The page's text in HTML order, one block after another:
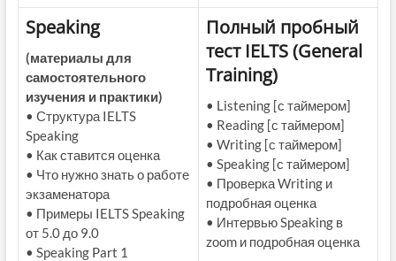
Speaking
(материалы для
самостоятельного
изучения и практики)
• Структура IELTS
Speaking
• Как ставится оценка
• Что нужно знать о работе
экзаменатора
• Примеры IELTS Speaking
от 5.0 до 9.0
• Speaking Part 1
Полный пробный
тест IELTS (General
Training)
• Listening [с таймером]
• Reading [с таймером]
• Writing [с таймером]
• Speaking [с таймером]
• Проверка Writing и
подробная оценка
• Интервью Speaking в
zoom и подробная оценка